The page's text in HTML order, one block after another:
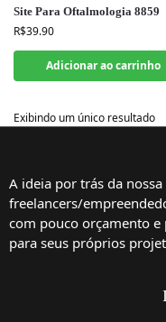
Site Para Oftalmologia 8859
R$39.90
Adicionar ao carrinho
Exibindo um único resultado
A ideia por trás da
freelancers/
com pouco orçamento e
para seus próprios